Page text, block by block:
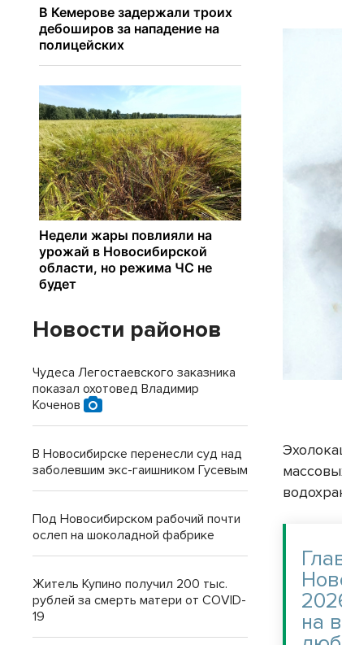
на
Новости районов
Чудеса Легостаевского заказника
показал охотовед Владимир
Коченов
В Новосибирске перенесли суд над
заболевшим экс-гаишником Гусевым
Под Новосибирском рабочий почти
ослеп на шоколадной фабрике
Житель Купино получил 200 тыс.
рублей за смерть матери от COVID-
19